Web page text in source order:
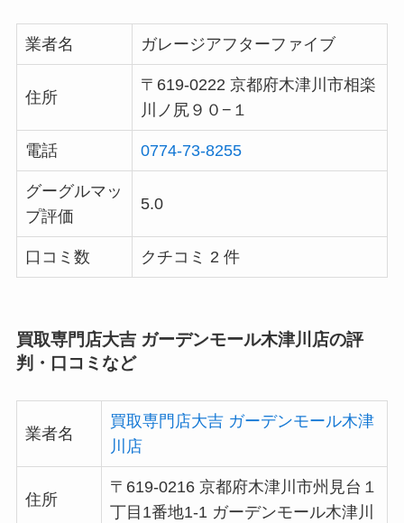
業者名 ガレージアフターファイブ
住所
〒619-0222 京都府木津川市相楽
川ノ尻９０−１
電話 0774-73-8255
グーグルマッ
プ評価
5.0
口コミ数 クチコミ 2 件
買取専門店大吉 ガーデンモール木津川店の評
判・口コミなど
業者名
買取専門店大吉 ガーデンモール木津
川店
住所
〒619-0216 京都府木津川市州見台１
丁目1番地1-1 ガーデンモール木津川